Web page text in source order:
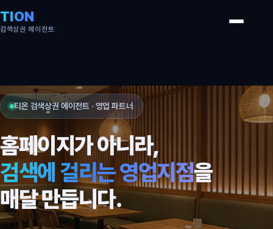
TION
검색상권 에이전트
티온 검색상권 에이전트 · 영업 파트너
홈페이지가 아니라,
검색에 걸리는 영업지점을
매달 만듭니다.